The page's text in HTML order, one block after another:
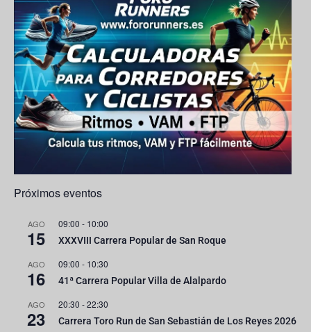
ps
C
h
a
n
n
el
Próximos eventos
AGO
15
09:00 - 10:00
XXXVIII Carrera Popular de San Roque
AGO
16
09:00 - 10:30
41ª Carrera Popular Villa de Alalpardo
AGO
23
20:30 -22:30
Carrera Toro Run de San Sebastián de Los Reyes 2026